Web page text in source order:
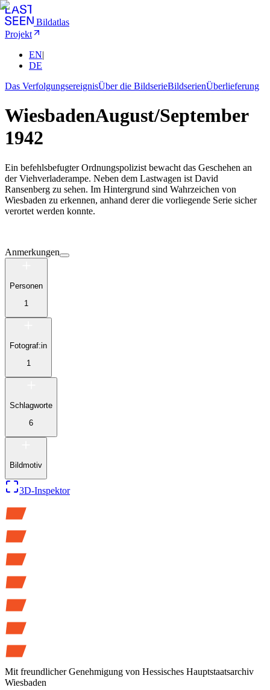
Bildatlas
Projekt
EN|
DE
Das VerfolgungsereignisÜber die BildserieBildserienÜberlieferung
WiesbadenAugust/September
1942
Ein befehlsbefugter Ordnungspolizist bewacht das Geschehen an
der Viehverladerampe. Neben dem Lastwagen ist David
Ransenberg zu sehen. Im Hintergrund sind Wahrzeichen von
Wiesbaden zu erkennen, anhand derer die vorliegende Serie sicher
verortet werden konnte.
Anmerkungen
Personen
1
Fotograf:in
1
Schlagworte
6
Bildmotiv
3D-Inspektor
Mit freundlicher Genehmigung von Hessisches Hauptstaatsarchiv
Wiesbaden